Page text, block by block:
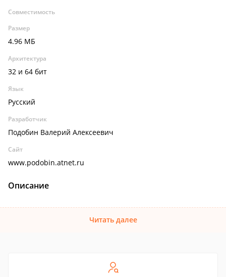
Совместимость
Размер
4.96 МБ
Архитектура
32 и 64 бит
Язык
Русский
Разработчик
Подобин Валерий Алексеевич
Сайт
www.podobin.atnet.ru
Описание
Читать далее